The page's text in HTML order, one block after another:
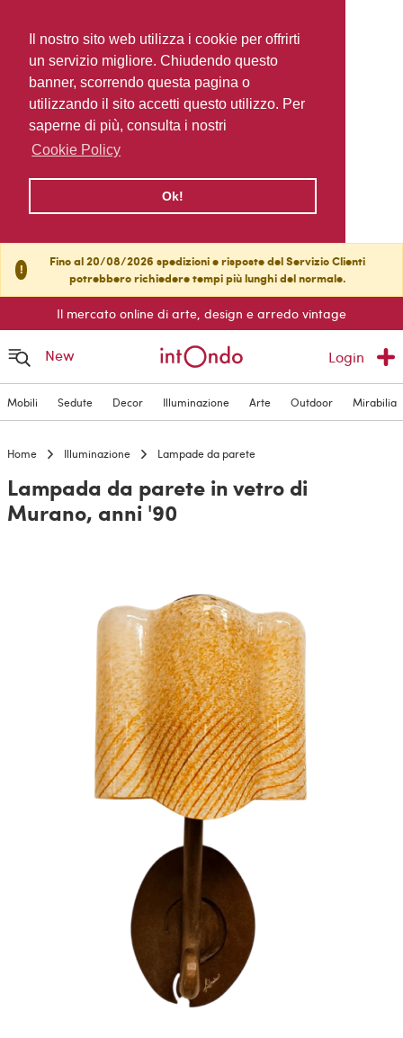
Il nostro sito web utilizza i cookie per offrirti
un servizio migliore. Chiudendo questo
banner, scorrendo questa pagina o
utilizzando il sito accetti questo utilizzo. Per
saperne di più, consulta i nostri
Cookie Policy
Ok!
!
Fino al 20/08/2026 spedizioni e risposte del Servizio Clienti
potrebbero richiedere tempi più lunghi del normale.
Il mercato online di arte, design e arredo vintage
New Login
Mobili Sedute Decor Illuminazione Arte Outdoor Mirabilia
Home Illuminazione Lampade da parete
Lampada da parete in vetro di
Murano, anni '90